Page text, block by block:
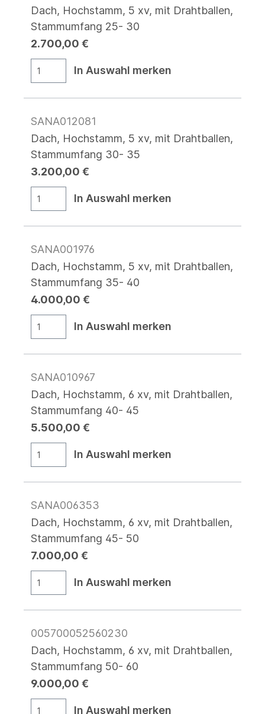
Dach, Hochstamm, 5 xv, mit Drahtballen,
Stammumfang 25- 30
2.700,00 €
In Auswahl merken
SANA012081
Dach, Hochstamm, 5 xv, mit Drahtballen,
Stammumfang 30- 35
3.200,00 €
In Auswahl merken
SANA001976
Dach, Hochstamm, 5 xv, mit Drahtballen,
Stammumfang 35- 40
4.000,00 €
In Auswahl merken
SANA010967
Dach, Hochstamm, 6 xv, mit Drahtballen,
Stammumfang 40- 45
5.500,00 €
In Auswahl merken
SANA006353
Dach, Hochstamm, 6 xv, mit Drahtballen,
Stammumfang 45- 50
7.000,00 €
In Auswahl merken
005700052560230
Dach, Hochstamm, 6 xv, mit Drahtballen,
Stammumfang 50- 60
9.000,00 €
In Auswahl merken